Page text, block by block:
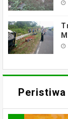
Peristiwa